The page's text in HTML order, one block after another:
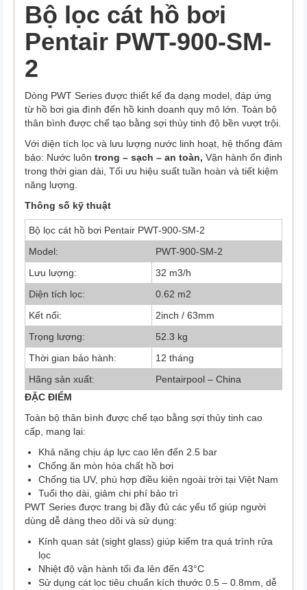
Bộ lọc cát hồ bơi
Pentair PWT-900-SM-
2
Dòng PWT Series được thiết kế đa dạng model, đáp ứng
từ hồ bơi gia đình đến hồ kinh doanh quy mô lớn. Toàn bộ
thân bình được chế tạo bằng sợi thủy tinh độ bền vượt trội.
Với diện tích lọc và lưu lượng nước linh hoạt, hệ thống đảm
bảo: Nước luôn trong – sạch – an toàn, Vận hành ổn định
trong thời gian dài, Tối ưu hiệu suất tuần hoàn và tiết kiệm
năng lượng.
Thông số kỹ thuật
Bộ lọc cát hồ bơi Pentair PWT-900-SM-2
Model:
PWT-900-SM-2
Lưu lượng:
32 m3/h
Diện tích lọc:
0.62 m2
Kết nối:
2inch / 63mm
Trọng lượng:
52.3 kg
Thời gian bảo hành:
12 tháng
Hãng sản xuất:
Pentairpool – China
ĐẶC ĐIỂM
Toàn bộ thân bình được chế tạo bằng sợi thủy tinh cao
cấp, mang lại:
Khả năng chịu áp lực cao lên đến 2.5 bar
Chống ăn mòn hóa chất hồ bơi
Chống tia UV, phù hợp điều kiện ngoài trời tại Việt Nam
Tuổi thọ dài, giảm chi phí bảo trì
PWT Series được trang bị đầy đủ các yếu tố giúp người
dùng dễ dàng theo dõi và sử dụng:
Kính quan sát (sight glass) giúp kiểm tra quá trình rửa
lọc
Nhiệt độ vận hành tối đa lên đến 43°C
Sử dụng cát lọc tiêu chuẩn kích thước 0.5 – 0.8mm, dễ